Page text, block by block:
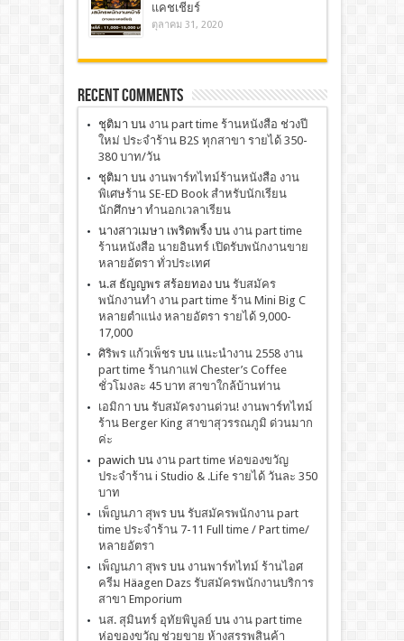
แคชเชียร์
ตุลาคม 31, 2020
Recent Comments
ชุติมา บน งาน part time ร้านหนังสือ ช่วงปี
ใหม่ ประจำร้าน B2S ทุกสาขา รายได้ 350-
380 บาท/วัน
ชุติมา บน งานพาร์ทไทม์ร้านหนังสือ งาน
พิเศษร้าน SE-ED Book สำหรับนักเรียน
นักศึกษา ทำนอกเวลาเรียน
นางสาวเมษา เพริดพริ้งบน งาน part time
ร้านหนังสือ นายอินทร์ เปิดรับพนักงานขาย
หลายอัตรา ทั่วประเทศ
น.ส ธัญญพร สร้อยทองบน รับสมัคร
พนักงานทำ งาน part time ร้าน Mini Big C
หลายตำแน่ง หลายอัตรา รายได้ 9,000-
17,000
ศิริพร แก้วเพ็ชรบน เเนะนำงาน 2558 งาน
part time ร้านกาแฟ Chester’s Coffee
ชั่วโมงละ 45 บาท สาขาใกล้บ้านท่าน
เอมิกา บน รับสมัครงานด่วน! งานพาร์ทไทม์
ร้าน Berger King สาขาสุวรรณภูมิ ด่วนมาก
ค่ะ
pawich บน งาน part time ห่อของขวัญ
ประจำร้าน i Studio & .Life รายได้ วันละ 350
บาท
เพ็ญนภา สุพรบน รับสมัครพนักงาน part
time ประจำร้าน 7-11 Full time / Part time/
หลายอัตรา
เพ็ญนภา สุพรบน งานพาร์ทไทม์ ร้านไอศ
ครีม Häagen Dazs รับสมัครพนักงานบริการ
สาขา Emporium
นส. สุมินทร์ อุทัยพิบูลย์ บน งาน part time
ห่อของขวัญ ช่วยขาย ห้างสรรพสินค้า